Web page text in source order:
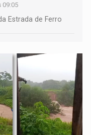
09:05
Estrada de Ferro